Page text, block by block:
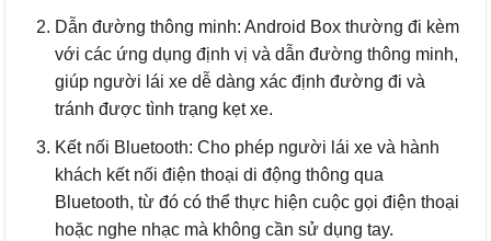
Dẫn đường thông minh: Android Box thường đi kèm
với các ứng dụng định vị và dẫn đường thông minh,
giúp người lái xe dễ dàng xác định đường đi và
tránh được tình trạng kẹt xe.
Kết nối Bluetooth: Cho phép người lái xe và hành
khách kết nối điện thoại di động thông qua
Bluetooth, từ đó có thể thực hiện cuộc gọi điện thoại
hoặc nghe nhạc mà không cần sử dụng tay.